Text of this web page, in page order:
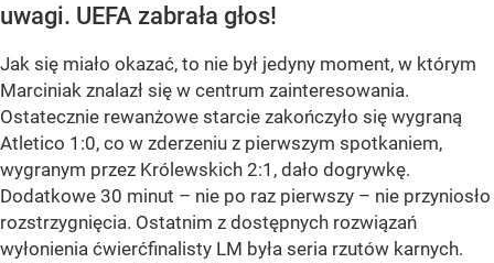
uwagi. UEFA zabrała głos!
Jak się miało okazać, to nie był jedyny moment, w którym
Marciniak znalazł się w centrum zainteresowania.
Ostatecznie rewanżowe starcie zakończyło się wygraną
Atletico 1:0, co w zderzeniu z pierwszym spotkaniem,
wygranym przez Królewskich 2:1, dało dogrywkę.
Dodatkowe 30 minut – nie po raz pierwszy – nie przyniosło
rozstrzygnięcia. Ostatnim z dostępnych rozwiązań
wyłonienia ćwierćfinalisty LM była seria rzutów karnych.